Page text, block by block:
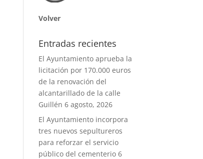
Volver
Entradas recientes
El Ayuntamiento aprueba la
licitación por 170.000 euros
de la renovación del
alcantarillado de la calle
Guillén 6 agosto, 2026
El Ayuntamiento incorpora
tres nuevos sepultureros
para reforzar el servicio
público del cementerio 6